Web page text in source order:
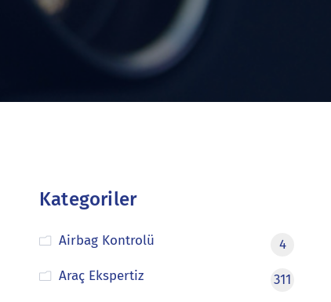
Kategoriler
Airbag Kontrolü
4
Araç Ekspertiz
311